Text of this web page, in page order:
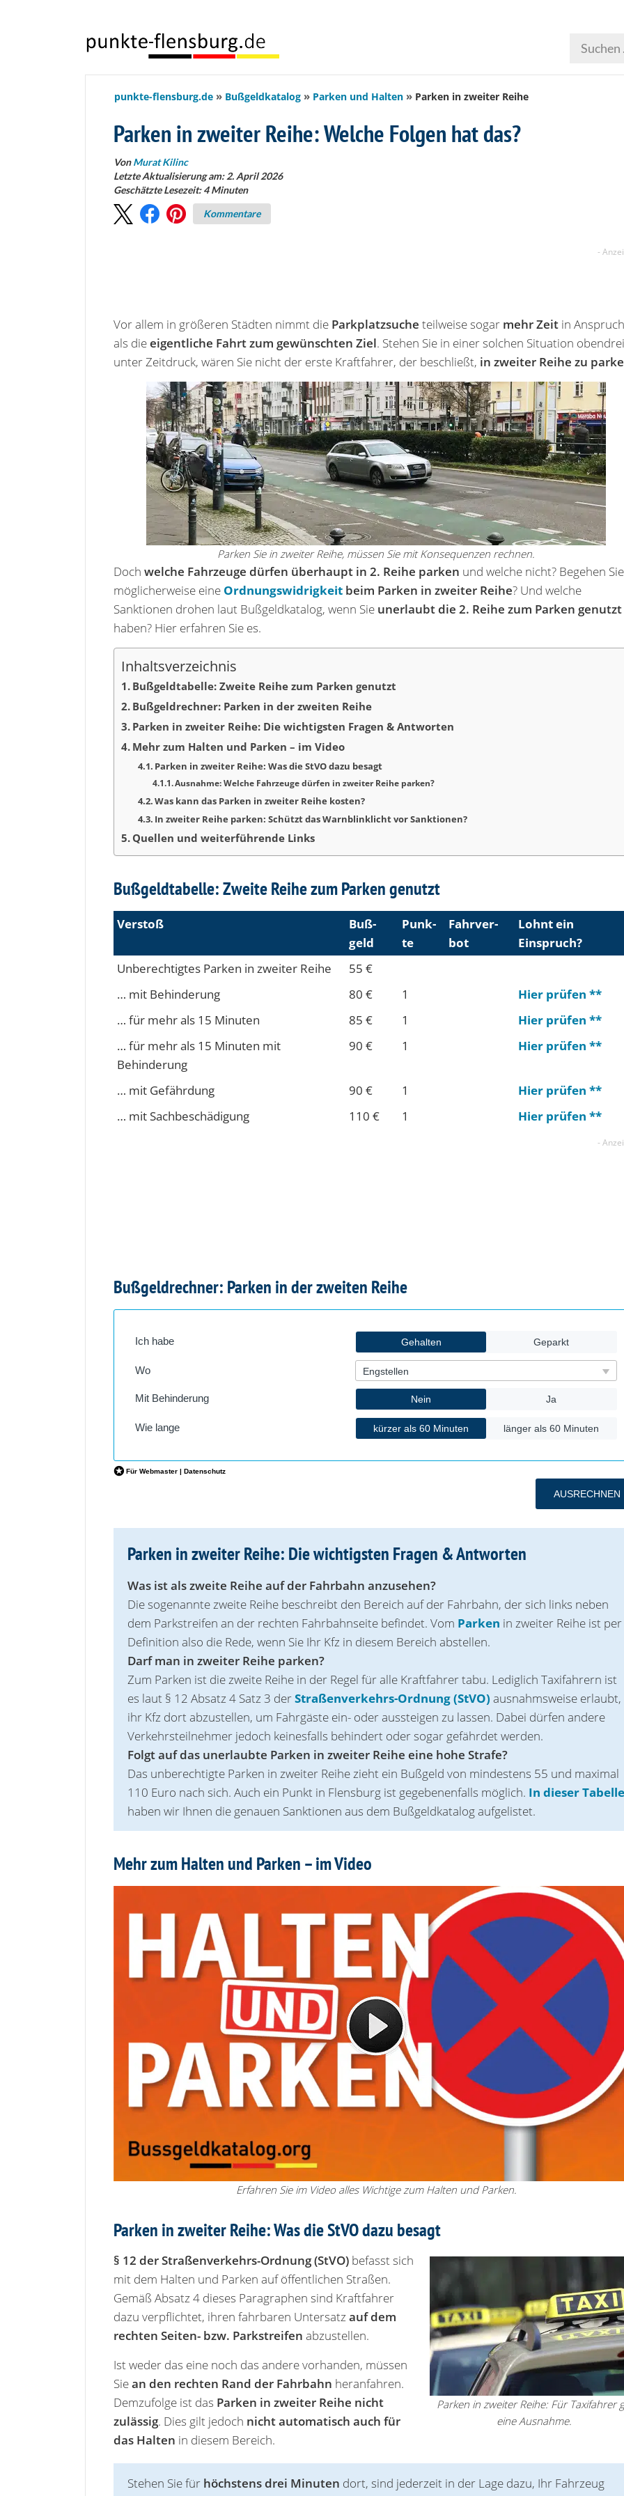
punkte-flensburg.de Bußgeldkatalog Parken und Halten Parken in zweiter Reihe
Parken in zweiter Reihe: Welche Folgen hat das?
VonMurat Kilinc
Letzte Aktualisierung am: 2. April 2026
Geschätzte Lesezeit:4 Minuten
Kommentare
Vor allem in größeren Städten nimmt die Parkplatzsuche teilweise sogar mehr Zeit in Anspruch
als dieeigentliche Fahrt zum gewünschten Ziel. Stehen Sie in einer solchen Situation
unter Zeitdruck, wären Sie nicht der erste Kraftfahrer, der beschließt, in zweiter Reihe zu
Parken Sie in zweiter Reihe, müssen Sie mit Konsequenzen rechnen.
Doch welche Fahrzeuge dürfen überhaupt in 2. Reihe parken und welche nicht? Begehen Sie
möglicherweise eine Ordnungswidrigkeit beim Parken in zweiter Reihe? Und welche
Sanktionen drohen laut Bußgeldkatalog, wenn Sie unerlaubt die 2. Reihe zum Parken genutzt
haben? Hier erfahren Sie es.
Inhaltsverzeichnis
Bußgeldtabelle: Zweite Reihe zum Parken genutzt
Bußgeldrechner: Parken in der zweiten Reihe
Parken in zweiter Reihe: Die wichtigsten Fragen & Antworten
Mehr zum Halten und Parken – im Video
Parken in zweiter Reihe: Was die StVO dazu besagt
Ausnahme: Welche Fahrzeuge dürfen in zweiter Reihe parken?
Was kann das Parken in zweiter Reihe kosten?
In zweiter Reihe parken: Schützt das Warnblinklicht vor Sanktionen?
Quellen und weiterführende Links
Bußgeldtabelle: Zweite Reihe zum Parken genutzt
Verstoß
Buß­
geld
Punk­
te
Fahr­ver­
bot
Lohnt ein
Einspruch?
Unberechtigtes Parken in zweiter Reihe
55 €
… mit Behinderung
80 € 1
Hier prüfen **
… für mehr als 15 Minuten
85 € 1
Hier prüfen **
… für mehr als 15 Minuten mit
Behinderung
90 € 1 Hier prüfen **
… mit Gefährdung 90 € 1
Hier prüfen **
… mit Sachbeschädigung
110 € 1 Hier prüfen **
Bußgeldrechner: Parken in der zweiten Reihe
Parken in zweiter Reihe: Die wichtigsten Fragen & Antworten
Was ist als zweite Reihe auf der Fahrbahn anzusehen?
Die sogenannte zweite Reihe beschreibt den Bereich auf der Fahrbahn, der sich links neben
dem Parkstreifen an der rechten Fahrbahnseite befindet. Vom Parken in zweiter Reihe ist per
Definition also die Rede, wenn Sie Ihr Kfz in diesem Bereich abstellen.
Darf man in zweiter Reihe parken?
Zum Parken ist die zweite Reihe in der Regel für alle Kraftfahrer tabu. Lediglich Taxifahrern ist
es laut § 12 Absatz 4 Satz 3 derStraßenverkehrs-Ordnung (StVO) ausnahmsweise erlaubt,
ihr Kfz dort abzustellen, um Fahrgäste ein- oder aussteigen zu lassen. Dabei dürfen andere
Verkehrsteilnehmer jedoch keinesfalls behindert oder sogar gefährdet werden.
Folgt auf das unerlaubte Parken in zweiter Reihe eine hohe Strafe?
Das unberechtigte Parken in zweiter Reihe zieht ein Buß‌geld von mindestens 55 und maximal
110 Euro nach sich. Auch ein Punkt in Flensburg ist gegebenenfalls möglich. In dieser Tabelle
haben wir Ihnen die genauen Sanktionen aus dem Bußgeldkatalog aufgelistet.
Mehr zum Halten und Parken – im Video
Erfahren Sie im Video alles Wichtige zum Halten und Parken.
Parken in zweiter Reihe: Was die StVO dazu besagt
Parken in zweiter Reihe: Für Taxifahrer
eine Ausnahme.
§ 12 der Straßenverkehrs-Ordnung (StVO) befasst sich
mit dem Halten und Parken auf öffentlichen Straßen.
Gemäß Absatz 4 dieses Paragraphen sind Kraftfahrer
dazu verpflichtet, ihren fahrbaren Untersatz auf dem
rechten Seiten- bzw. Parkstreifen abzustellen.
Ist weder das eine noch das andere vorhanden, müssen
Siean den rechten Rand der Fahrbahn heranfahren.
Demzufolge ist das Parken in zweiter Reihe nicht
zulässig. Dies gilt jedoch nicht automatisch auch für
das Halten in diesem Bereich.
Stehen Sie für höchstens drei Minuten dort, sind jederzeit in der Lage dazu, Ihr Fahrzeug